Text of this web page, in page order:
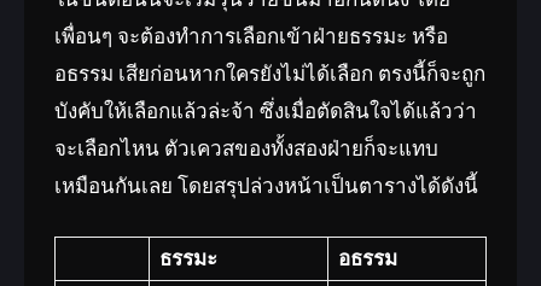
เพื่อนๆ จะต้องทำการเลือกเข้าฝ่ายธรรมะ หรือ
อธรรม เสียก่อนหากใครยังไม่ได้เลือก ตรงนี้ก็จะถูก
บังคับให้เลือกแล้วล่ะจ้า ซึ่งเมื่อตัดสินใจได้แล้วว่า
จะเลือกไหน ตัวเควสของทั้งสองฝ่ายก็จะแทบ
เหมือนกันเลย โดยสรุปล่วงหน้าเป็นตารางได้ดังนี้
ธรรมะ
อธรรม